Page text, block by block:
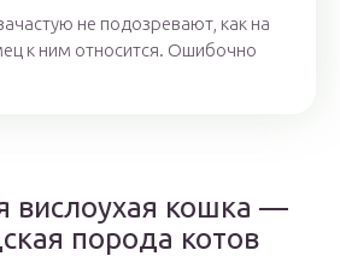
не подозревают, как на
к ним относится. Ошибочно
вислоухая кошка —
порода котов